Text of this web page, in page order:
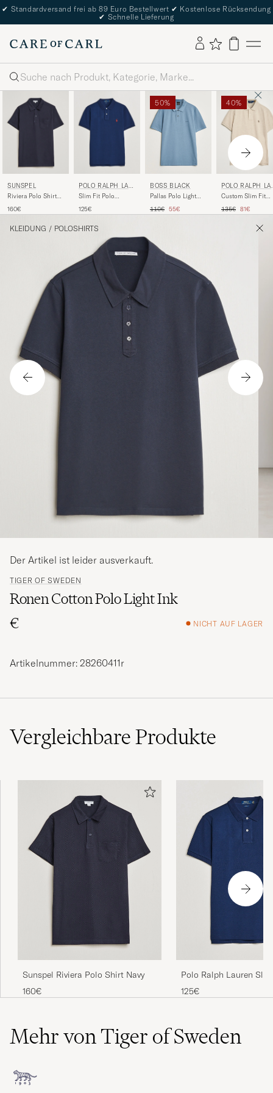
✔ Standardversand frei ab 89 Euro Bestellwert ✔ Kostenlose Rücksendung
✔ Schnelle Lieferung
Suche
SUNSPEL
Riviera Polo Shirt
160€
POLO RALPH LAU
REN
Slim Fit Polo
125€
50%
BOSS BLACK
Pallas Polo Light
Regulärer Preis
110€ Reduzierter Preis
55€
40%
POLO RALPH
REN
Custom Slim Fit
Dune Heather
Regulärer Preis
135€ 81€
KLEIDUNG / POLOSHIRTS
TIGER OF SWEDEN
Ronen Cotton Polo Light Ink
€
NICHT AUF LAGER
Der Artikel ist leider ausverkauft.
Artikelnummer: 28260411r
VergleichbareProdukte
Sunspel Riviera Polo Shirt Navy
160€
Polo Ralph Lauren
Newport Navy
125€
Mehr von Tiger of Sweden